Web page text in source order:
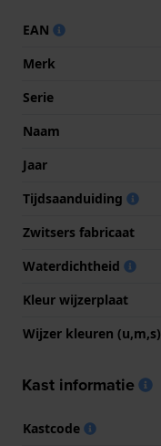
EAN
Merk
Serie
Naam
Jaar
Tijdsaanduiding
Zwitsers fabricaat
Waterdichtheid
Kleur wijzerplaat
Wijzer kleuren (u,m,s)
Kast informatie
Kastcode